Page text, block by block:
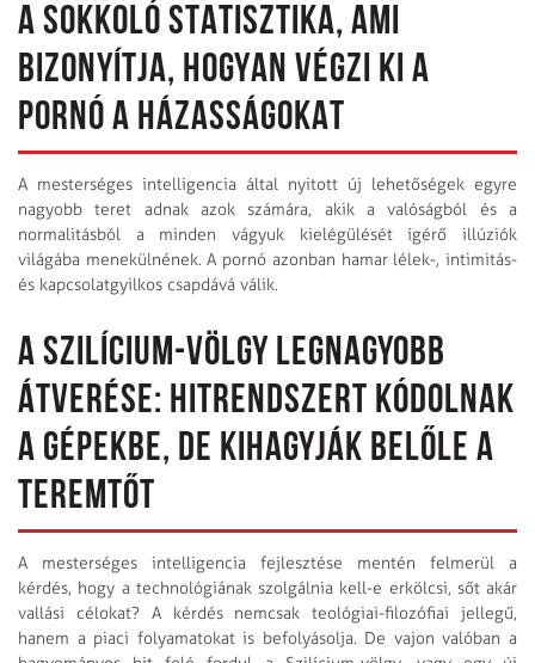
A SOKKOLÓ STATISZTIKA, AMI
BIZONYÍTJA, HOGYAN VÉGZI KI A
PORNÓ A HÁZASSÁGOKAT
A mesterséges intelligencia által nyitott új lehetőségek egyre
nagyobb teret adnak azok számára, akik a valóságból és a
normalitásból a minden vágyuk kielégülését ígérő illúziók
világába menekülnének. A pornó azonban hamar lélek-, intimitás-
és kapcsolatgyilkos csapdává válik.
A SZILÍCIUM-VÖLGY LEGNAGYOBB
ÁTVERÉSE: HITRENDSZERT KÓDOLNAK
A GÉPEKBE, DE KIHAGYJÁK BELŐLE A
TEREMTŐT
A mesterséges intelligencia fejlesztése mentén felmerül a
kérdés, hogy a technológiának szolgálnia kell-e erkölcsi, sőt akár
vallási célokat? A kérdés nemcsak teológiai-filozófiai jellegű,
hanem a piaci folyamatokat is befolyásolja. De vajon valóban a